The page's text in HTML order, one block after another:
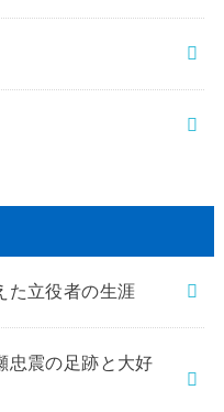
た立役者の生涯
忠震の足跡と大好